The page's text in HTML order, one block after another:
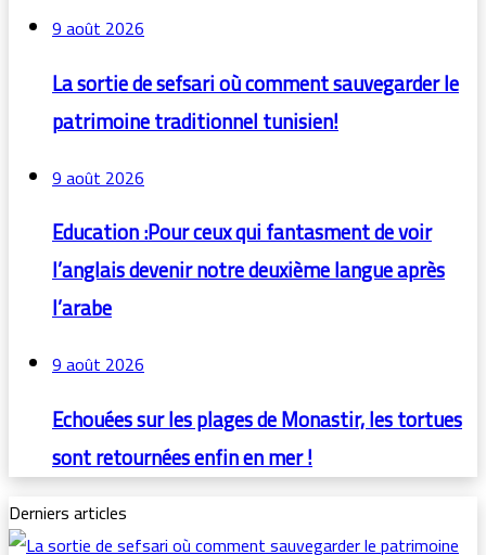
9 août 2026
La sortie de sefsari où comment sauvegarder le
patrimoine traditionnel tunisien!
9 août 2026
Education :Pour ceux qui fantasment de voir
l’anglais devenir notre deuxième langue après
l’arabe
9 août 2026
Echouées sur les plages de Monastir, les tortues
sont retournées enfin en mer !
Derniers articles